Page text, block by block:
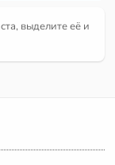
выделите её и